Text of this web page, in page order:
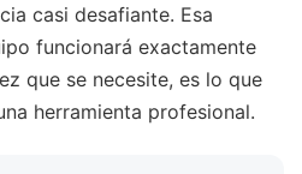
casi desafiante. Esa
funcionará exactamente
que se necesite, es lo que
herramienta profesional.